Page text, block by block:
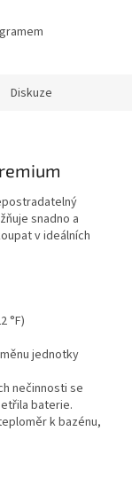
Diskuze
snadno a
v ideálních
°F)
jednotky
nečinnosti se
baterie.
k bazénu,